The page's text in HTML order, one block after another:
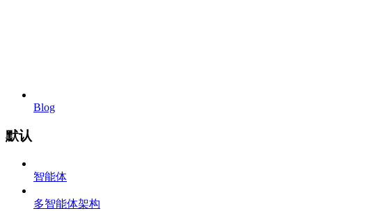
Blog
默认
智能体
多智能体架构